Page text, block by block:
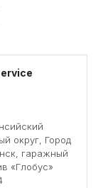
округ, Город
гаражный
«Глобус»